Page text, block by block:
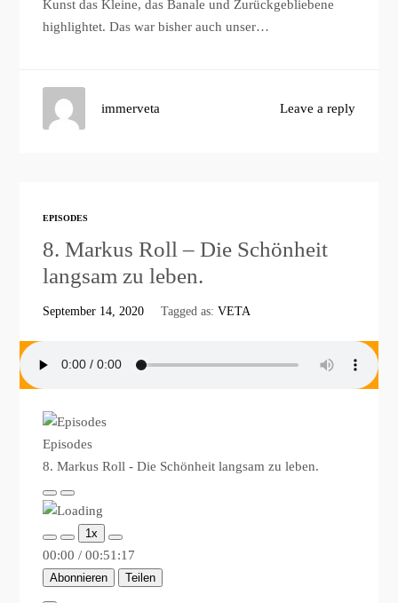
Kunst das Kleine, das Banale und Zurückgebliebene
highlightet. Das war bisher auch unser…
Leave a reply
immerveta
EPISODES
8. Markus Roll – Die Schönheit
langsam zu leben.
September 14, 2020 Tagged as:VETA
Episodes
8. Markus Roll - Die Schönheit langsam zu leben.
Play
Episode
Pause
Episode
1x
00:00 / 00:51:17
Abonnieren Teilen